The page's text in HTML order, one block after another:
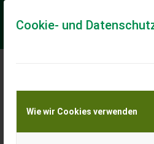
Cookie- und
Wie wir Cookies verwenden
Meine
Transport von Land-
KEINE